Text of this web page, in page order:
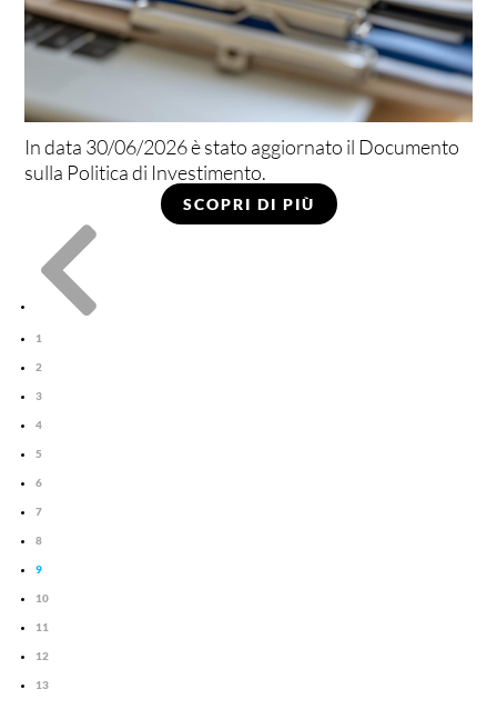
In data 30/06/2026 è stato aggiornato il Documento
sulla Politica di Investimento.
SCOPRI DI PIÙ

1
2
3
4
5
6
7
8
9
10
11
12
13